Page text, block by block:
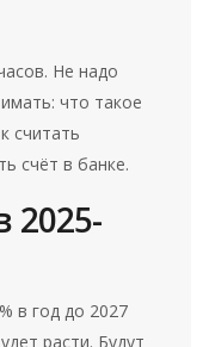
Не надо
что такое
считать
счёт в банке.
2025-
в год до 2027
расти. Будут